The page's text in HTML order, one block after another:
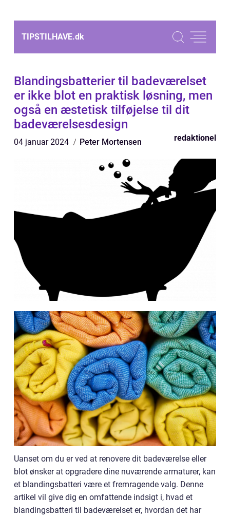
TIPSTILHAVE.dk
Blandingsbatterier til badeværelset
er ikke blot en praktisk løsning, men
også en æstetisk tilføjelse til dit
badeværelsesdesign
04 januar 2024 Peter Mortensen redaktionel
Uanset om du er ved at renovere dit badeværelse eller
blot ønsker at opgradere dine nuværende armaturer, kan
et blandingsbatteri være et fremragende valg. Denne
artikel vil give dig en omfattende indsigt i, hvad et
blandingsbatteri til badeværelset er, hvordan det har